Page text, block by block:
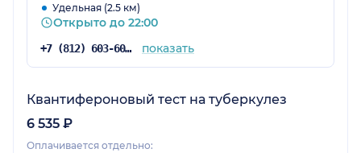
Удельная (2.5 км)
Открыто до 22:00
+7 (812) 603-60-42 показать
Квантифероновый тест на туберкулез
6 535 ₽
Оплачивается отдельно: